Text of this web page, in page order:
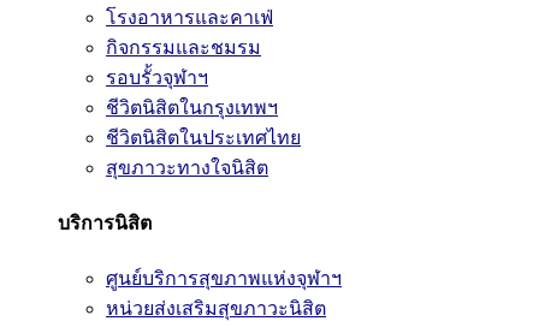
โรงอาหารและคาเฟ่
กิจกรรมและชมรม
รอบรั้วจุฬาฯ
ชีวิตนิสิตในกรุงเทพฯ
ชีวิตนิสิตในประเทศไทย
สุขภาวะทางใจนิสิต
บริการนิสิต
ศูนย์บริการสุขภาพแห่งจุฬาฯ
หน่วยส่งเสริมสุขภาวะนิสิต